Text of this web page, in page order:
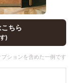
ちら
)